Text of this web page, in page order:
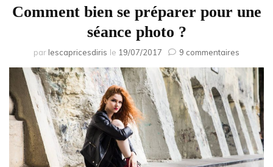
Comment bien se préparer pour une
séance photo ?
par lescapricesdiris le 19/07/2017 9 commentaires
bien
se
pour
une
séance
photo
?